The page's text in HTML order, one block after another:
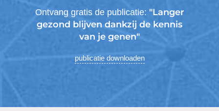
Ontvang gratis de publicatie: "Langer
gezond blijven dankzij de kennis
van je genen"
publicatie downloaden